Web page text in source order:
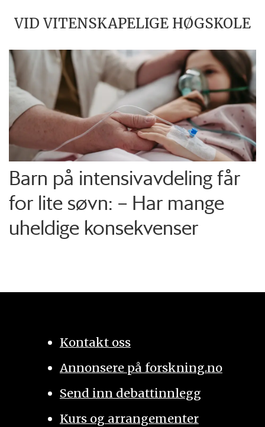
VID VITENSKAPELIGE HØGSKOLE
Barn på intensiv­avdeling får
for lite søvn: – Har mange
uheldige konsekvenser
Kontakt oss
Annonsere på forskning.no
Send inn debattinnlegg
Kurs og arrangementer